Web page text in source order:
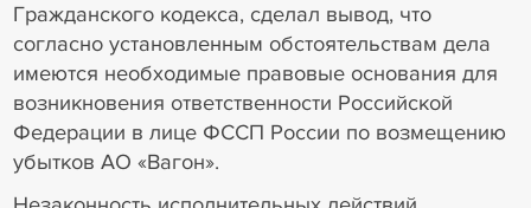
Гражданского кодекса, сделал вывод, что
согласно установленным обстоятельствам дела
имеются необходимые правовые основания для
возникновения ответственности Российской
Федерации в лице ФССП России по возмещению
убытков АО «Вагон».